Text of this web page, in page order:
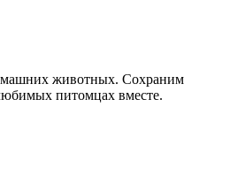
животных. Сохраним
питомцах вместе.